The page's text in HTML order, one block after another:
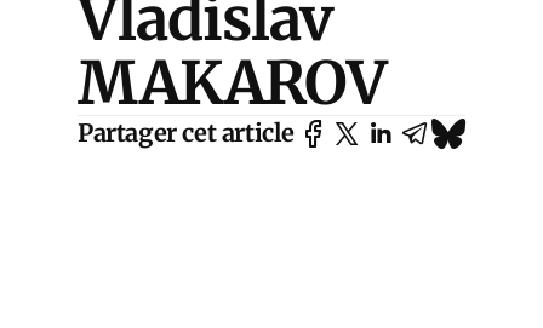
Vladislav
MAKAROV
Partager cet article